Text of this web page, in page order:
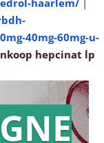
haarlem/
40mg-60mg-u-
hepcinat lp